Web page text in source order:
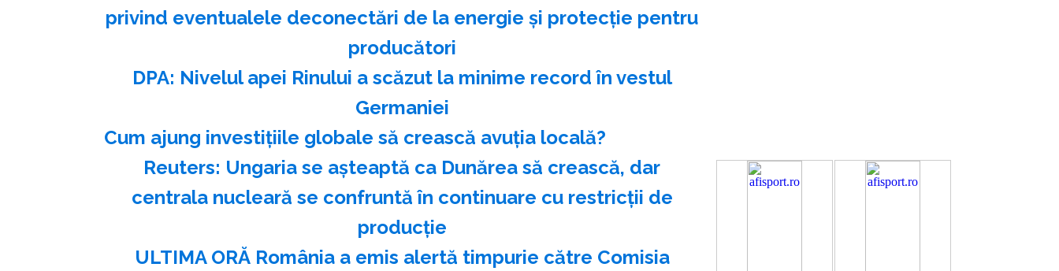
privind eventualele deconectări de la energie şi protecţie pentru
producători
DPA: Nivelul apei Rinului a scăzut la minime record în vestul
Germaniei
Cum ajung investițiile globale să crească avuția locală?
Reuters: Ungaria se aşteaptă ca Dunărea să crească, dar
centrala nucleară se confruntă în continuare cu restricţii de
producţie
ULTIMA ORĂ România a emis alertă timpurie către Comisia